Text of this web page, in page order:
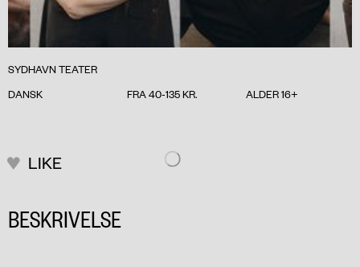
SYDHAVN TEATER
DANSK
FRA 40-135 KR. ALDER 16+
BESKRIVELSE
LIKE